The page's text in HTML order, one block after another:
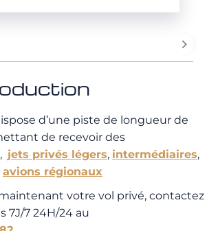
d’une piste de longueur de
de recevoir des
, jets privés légers, intermédiaires,
avions régionaux
votre vol privé, contactez
7J/7 24H/24 au